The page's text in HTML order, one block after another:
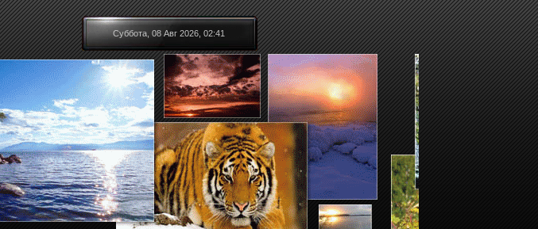
Суббота, 08 Авг 2026, 02:41